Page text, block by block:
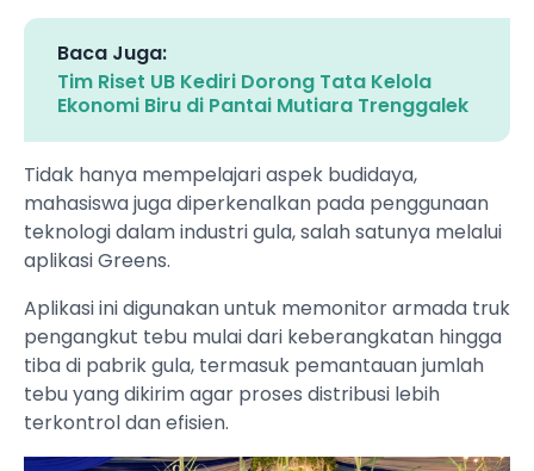
Baca Juga:
Tim Riset UB Kediri Dorong Tata Kelola
Ekonomi Biru di Pantai Mutiara Trenggalek
Tidak hanya mempelajari aspek budidaya,
mahasiswa juga diperkenalkan pada penggunaan
teknologi dalam industri gula, salah satunya melalui
aplikasi Greens.
Aplikasi ini digunakan untuk memonitor armada truk
pengangkut tebu mulai dari keberangkatan hingga
tiba di pabrik gula, termasuk pemantauan jumlah
tebu yang dikirim agar proses distribusi lebih
terkontrol dan efisien.